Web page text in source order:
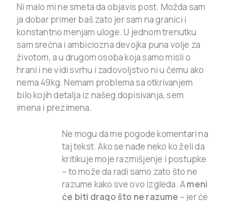
Ni malo mi ne smeta da objavis post. Možda sam
ja dobar primer baš zato jer sam na granici i
konstantno menjam uloge. U jednom trenutku
sam srećna i ambiciozna devojka puna volje za
životom, a u drugom osoba koja samo misli o
hrani i ne vidi svrhu i zadovoljstvo ni u čemu ako
nema 49kg. Nemam problema sa otkrivanjem
bilo kojih detalja iz našeg dopisivanja, sem
imena i prezimena.
Ne mogu da me pogode komentari na
taj tekst. Ako se nađe neko ko želi da
kritikuje moje razmišjenje i postupke
– to može da radi samo zato što ne
razume kako sve ovo izgleda. Ameni
će biti drago što ne razume – jer će